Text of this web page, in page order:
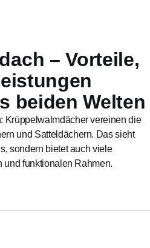
– Vorteile,
beiden Welten
Krüppelwalmdächer vereinen die
und Satteldächern. Das sieht
sondern bietet auch viele
und funktionalen Rahmen.